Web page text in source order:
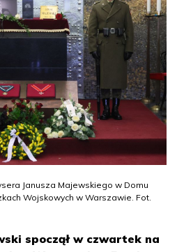
Janusza Majewskiego w Domu
Wojskowych w Warszawie. Fot.
spoczął w czwartek na